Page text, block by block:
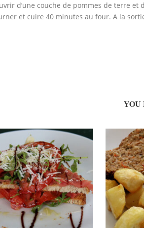
d’une couche de pommes de terre et
et cuire 40 minutes au four. A la
YOU